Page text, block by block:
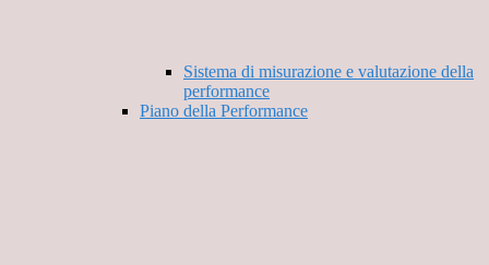
Sistema di misurazione e valutazione della
performance
Piano della Performance